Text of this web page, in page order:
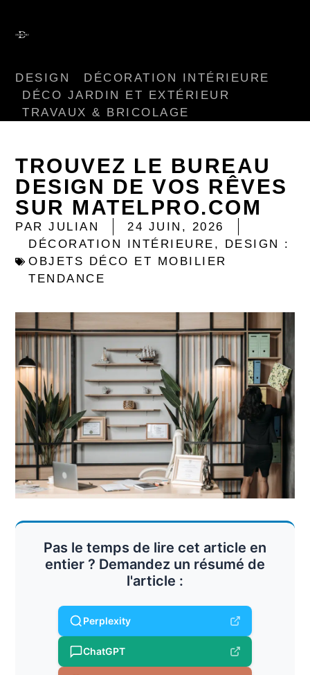
DESIGN
DÉCORATION INTÉRIEURE
DÉCO JARDIN ET EXTÉRIEUR
TRAVAUX & BRICOLAGE
TROUVEZ LE BUREAU
DESIGN DE VOS RÊVES
SUR MATELPRO.COM
PAR JULIAN
24 JUIN, 2026
DÉCORATION INTÉRIEURE , DESIGN :
OBJETS DÉCO ET MOBILIER
TENDANCE
Pas le temps de lire cet article en
entier ? Demandez un résumé de
l'article :
Perplexity
ChatGPT